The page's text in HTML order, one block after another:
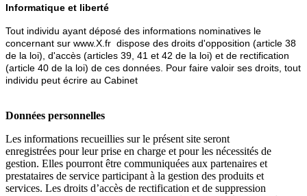
Informatique et liberté
Tout individu ayant déposé des informations nominatives le
concernant sur www.X.fr dispose des droits d'opposition (article 38
de la loi), d'accès (articles 39, 41 et 42 de la loi) et de rectification
(article 40 de la loi) de ces données. Pour faire valoir ses droits, tout
individu peut écrire au Cabinet
Données personnelles
Les informations recueillies sur le présent site seront
enregistrées pour leur prise en charge et pour les nécessités de
gestion. Elles pourront être communiquées aux partenaires et
prestataires de service participant à la gestion des produits et
services. Les droits d’accès de rectification et de suppression